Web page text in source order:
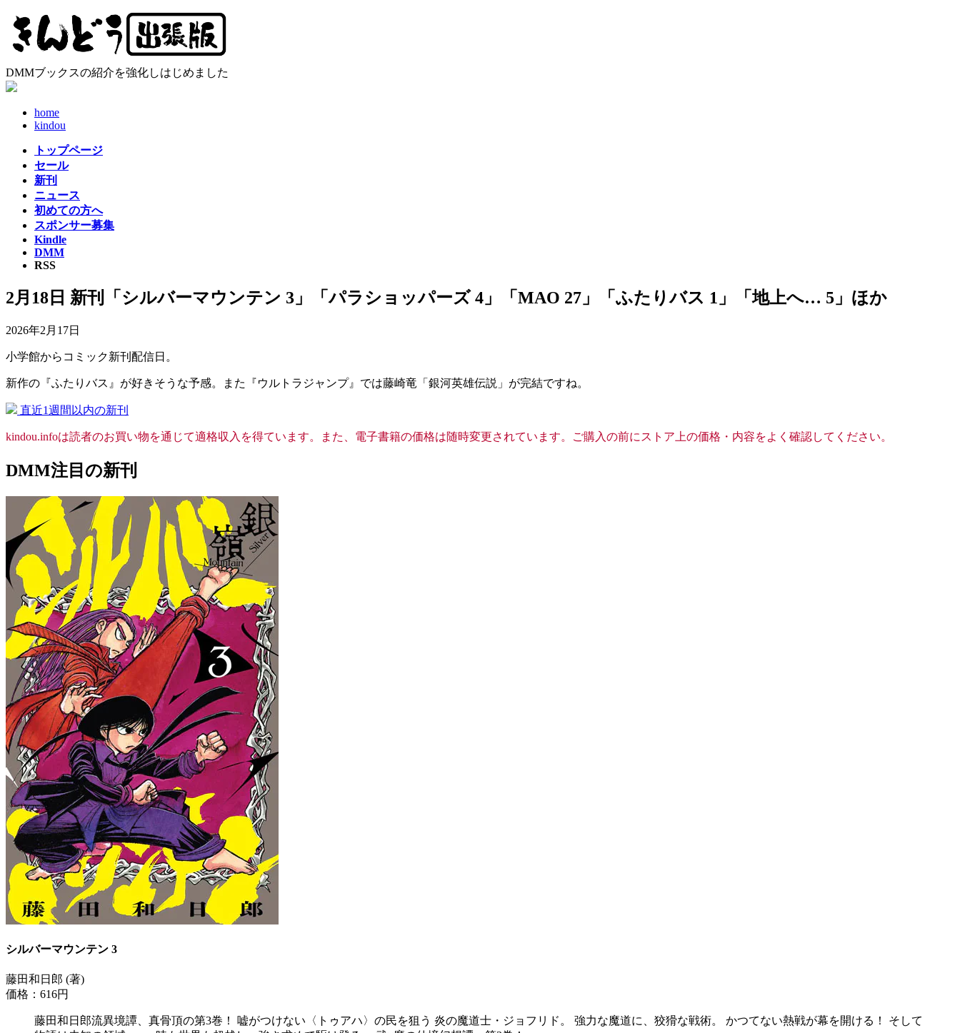
ン
テ
ツ
へ
ビ
ゲ
シ
ョ
DMMブックスの紹介を強化しはじめました
home
kindou
トップページ
セール
新刊
ニュース
初めての方へ
スポンサー募集
Kindle
DMM
RSS
2月18日 新刊「シルバーマウンテン 3」「パラショッパーズ 4」「MAO 27」「ふたりバス 1」「地上へ… 5」ほか
2026年2月17日
小学館からコミック新刊配信日。
新作の『ふたりバス』が好きそうな予感。また『ウルトラジャンプ』では藤崎竜「銀河英雄伝説」が完結ですね。
直近1週間以内の新刊
kindou.infoは読者のお買い物を通じて適格収入を得ています。また、電子書籍の価格は随時変更されています。ご購入の前にストア上の価格・内容をよく確認してください。
DMM注目の新刊
シルバーマウンテン 3
藤田和日郎 (著)
価格：616円
藤田和日郎流異境譚、真骨頂の第3巻！ 嘘がつけない〈トゥアハ〉の民を狙う 炎の魔道士・ジョフリド。 強力な魔道に、狡猾な戦術。 かつてない熱戦が幕を開ける！ そして